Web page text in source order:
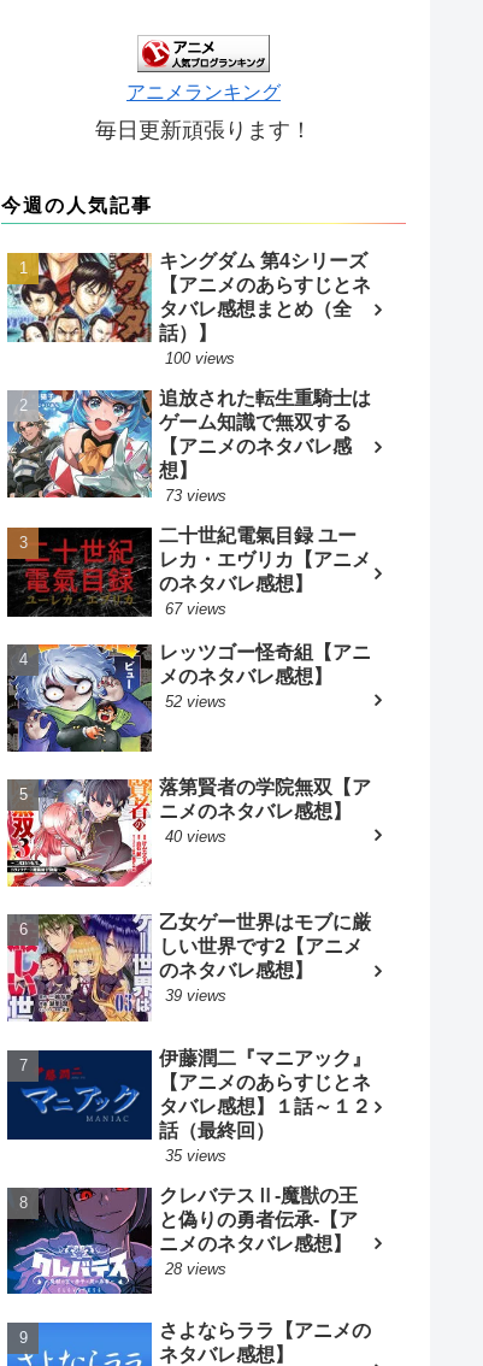
アニメランキング
毎日更新頑張ります！
今週の人気記事
キングダム 第4シリーズ
【アニメのあらすじとネ
タバレ感想まとめ（全
話）】
100 views
追放された転生重騎士は
ゲーム知識で無双する
【アニメのネタバレ感
想】
73 views
二十世紀電氣目録 ユー
レカ・エヴリカ【アニメ
のネタバレ感想】
67 views
レッツゴー怪奇組【アニ
メのネタバレ感想】
52 views
落第賢者の学院無双【ア
ニメのネタバレ感想】
40 views
乙女ゲー世界はモブに厳
しい世界です2【アニメ
のネタバレ感想】
39 views
伊藤潤二『マニアック』
【アニメのあらすじとネ
タバレ感想】１話～１２
話（最終回）
35 views
クレバテスⅡ-魔獣の王
と偽りの勇者伝承-【ア
ニメのネタバレ感想】
28 views
さよならララ【アニメの
ネタバレ感想】